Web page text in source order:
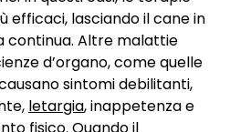
efficaci, lasciando il cane in
continua. Altre malattie
d’organo, come quelle
sintomi debilitanti,
letargia, inappetenza e